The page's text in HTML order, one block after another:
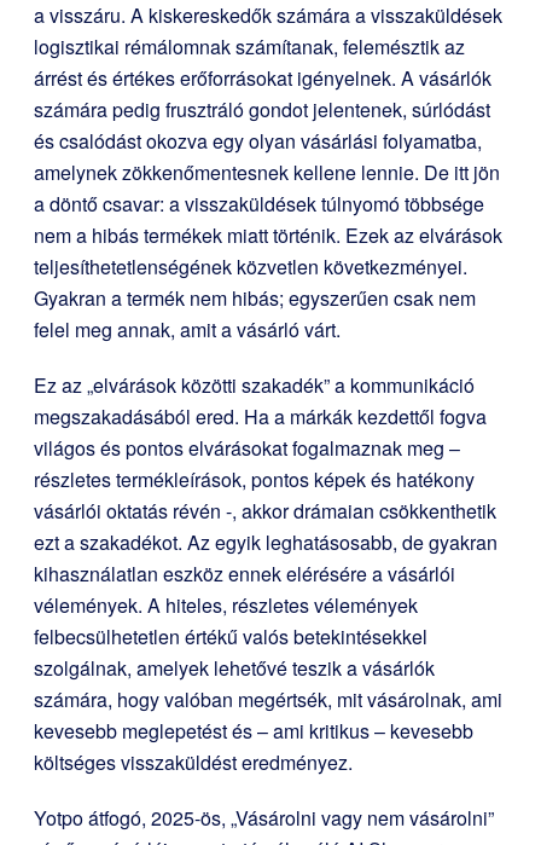
a visszáru. A kiskereskedők számára a visszaküldések
logisztikai rémálomnak számítanak, felemésztik az
árrést és értékes erőforrásokat igényelnek. A vásárlók
számára pedig frusztráló gondot jelentenek, súrlódást
és csalódást okozva egy olyan vásárlási folyamatba,
amelynek zökkenőmentesnek kellene lennie. De itt jön
a döntő csavar: a visszaküldések túlnyomó többsége
nem a hibás termékek miatt történik. Ezek az elvárások
teljesíthetetlenségének közvetlen következményei.
Gyakran a termék nem hibás; egyszerűen csak nem
felel meg annak, amit a vásárló várt.
Ez az „elvárások közötti szakadék” a kommunikáció
megszakadásából ered. Ha a márkák kezdettől fogva
világos és pontos elvárásokat fogalmaznak meg –
részletes termékleírások, pontos képek és hatékony
vásárlói oktatás révén -, akkor drámaian csökkenthetik
ezt a szakadékot. Az egyik leghatásosabb, de gyakran
kihasználatlan eszköz ennek elérésére a vásárlói
vélemények. A hiteles, részletes vélemények
felbecsülhetetlen értékű valós betekintésekkel
szolgálnak, amelyek lehetővé teszik a vásárlók
számára, hogy valóban megértsék, mit vásárolnak, ami
kevesebb meglepetést és – ami kritikus – kevesebb
költséges visszaküldést eredményez.
Yotpo átfogó, 2025-ös, „Vásárolni vagy nem vásárolni”